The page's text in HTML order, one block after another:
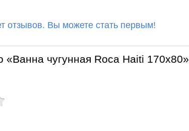
отзывов. Вы можете стать первым!
«Ванна чугунная Roca Haiti 170x80»